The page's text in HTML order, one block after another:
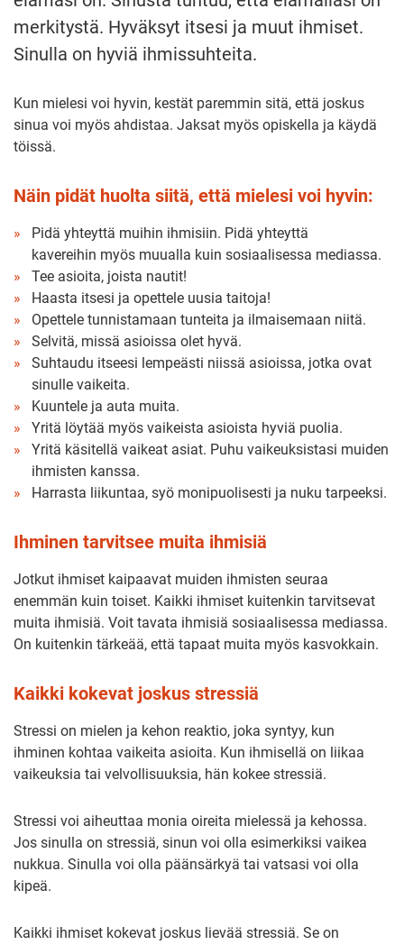
merkitystä. Hyväksyt itsesi ja muut ihmiset.
Sinulla on hyviä ihmissuhteita.
Kun mielesi voi hyvin, kestät paremmin sitä, että joskus
sinua voi myös ahdistaa. Jaksat myös opiskella ja käydä
töissä.
Näin pidät huolta siitä, että mielesi voi hyvin:
Pidä yhteyttä muihin ihmisiin. Pidä yhteyttä
kavereihin myös muualla kuin sosiaalisessa mediassa.
Tee asioita, joista nautit!
Haasta itsesi ja opettele uusia taitoja!
Opettele tunnistamaan tunteita ja ilmaisemaan niitä.
Selvitä, missä asioissa olet hyvä.
Suhtaudu itseesi lempeästi niissä asioissa, jotka ovat
sinulle vaikeita.
Kuuntele ja auta muita.
Yritä löytää myös vaikeista asioista hyviä puolia.
Yritä käsitellä vaikeat asiat. Puhu vaikeuksistasi muiden
ihmisten kanssa.
Harrasta liikuntaa, syö monipuolisesti ja nuku tarpeeksi.
Ihminen tarvitsee muita ihmisiä
Jotkut ihmiset kaipaavat muiden ihmisten seuraa
enemmän kuin toiset. Kaikki ihmiset kuitenkin tarvitsevat
muita ihmisiä. Voit tavata ihmisiä sosiaalisessa mediassa.
On kuitenkin tärkeää, että tapaat muita myös kasvokkain.
Kaikki kokevat joskus stressiä
Stressi on mielen ja kehon reaktio, joka syntyy, kun
ihminen kohtaa vaikeita asioita. Kun ihmisellä on liikaa
vaikeuksia tai velvollisuuksia, hän kokee stressiä.
Stressi voi aiheuttaa monia oireita mielessä ja kehossa.
Jos sinulla on stressiä, sinun voi olla esimerkiksi vaikea
nukkua. Sinulla voi olla päänsärkyä tai vatsasi voi olla
kipeä.
Kaikki ihmiset kokevat joskus lievää stressiä. Se on